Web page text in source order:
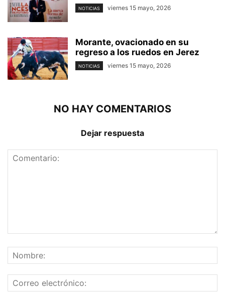
NOTICIAS viernes 15 mayo, 2026
Morante, ovacionado en su
regreso a los ruedos en Jerez
NOTICIAS viernes 15 mayo, 2026
NO HAY COMENTARIOS
Dejar respuesta